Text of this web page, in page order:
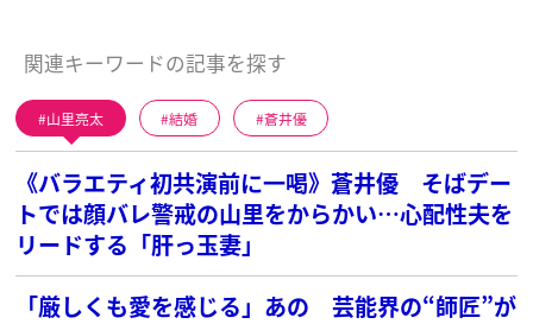
関連キーワードの記事を探す
山里亮太 結婚 蒼井優
《バラエティ初共演前に一喝》蒼井優 そばデー
トでは顔バレ警戒の山里をからかい…心配性夫を
リードする「肝っ玉妻」
「厳しくも愛を感じる」あの 芸能界の“師匠”が